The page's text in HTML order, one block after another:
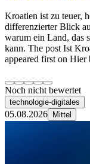
Kroatien ist zu teuer,
differenzierter Blick
warum ein Land, das
kann. The post Ist
appeared first on
Noch nicht bewertet
technologie-digitales
05.08.2026 Mittel